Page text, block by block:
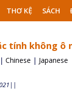
THƠ KỆ SÁCH
tính không ô
| Chinese | Japanese